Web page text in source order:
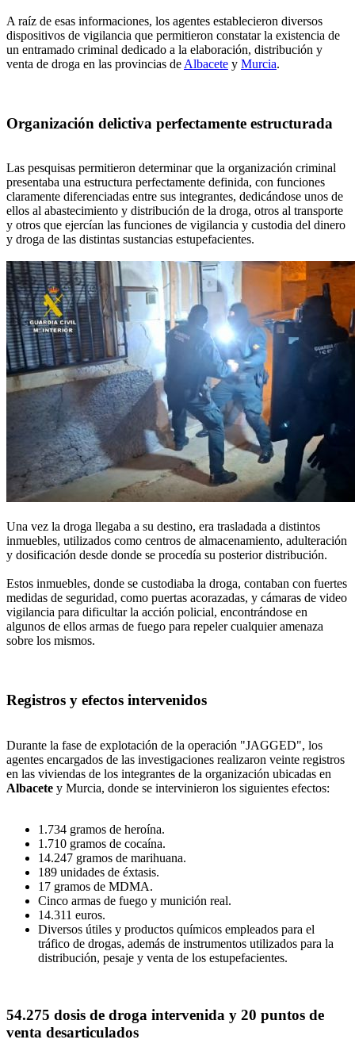
A raíz de esas informaciones, los agentes establecieron diversos
dispositivos de vigilancia que permitieron constatar la existencia de
un entramado criminal dedicado a la elaboración, distribución y
venta de droga en las provincias de Albacete y Murcia.
Organización delictiva perfectamente estructurada
Las pesquisas permitieron determinar que la organización criminal
presentaba una estructura perfectamente definida, con funciones
claramente diferenciadas entre sus integrantes, dedicándose unos de
ellos al abastecimiento y distribución de la droga, otros al transporte
y otros que ejercían las funciones de vigilancia y custodia del dinero
y droga de las distintas sustancias estupefacientes.
Una vez la droga llegaba a su destino, era trasladada a distintos
inmuebles, utilizados como centros de almacenamiento, adulteración
y dosificación desde donde se procedía su posterior distribución.
Estos inmuebles, donde se custodiaba la droga, contaban con fuertes
medidas de seguridad, como puertas acorazadas, y cámaras de video
vigilancia para dificultar la acción policial, encontrándose en
algunos de ellos armas de fuego para repeler cualquier amenaza
sobre los mismos.
Registros y efectos intervenidos
Durante la fase de explotación de la operación "JAGGED", los
agentes encargados de las investigaciones realizaron veinte registros
en las viviendas de los integrantes de la organización ubicadas en
Albacete y Murcia, donde se intervinieron los siguientes efectos:
1.734 gramos de heroína.
1.710 gramos de cocaína.
14.247 gramos de marihuana.
189 unidades de éxtasis.
17 gramos de MDMA.
Cinco armas de fuego y munición real.
14.311 euros.
Diversos útiles y productos químicos empleados para el
tráfico de drogas, además de instrumentos utilizados para la
distribución, pesaje y venta de los estupefacientes.
54.275 dosis de droga intervenida y 20 puntos de
venta desarticulados